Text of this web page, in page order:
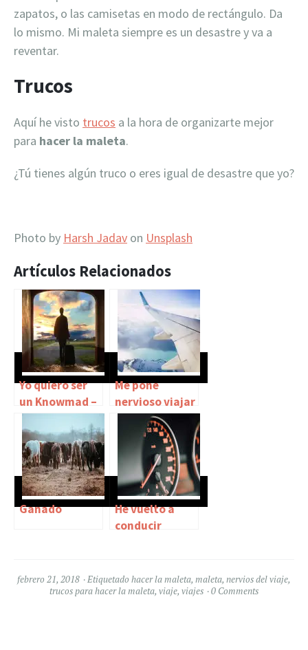
zapatos, o las camisetas en modo de rectángulo. Da
lo mismo. Mi maleta siempre es un desastre y va a
reventar.
Trucos
Aquí he visto trucos a la hora de organizarte mejor
para hacer la maleta.
¿Tú tienes algún truco o eres igual de desastre que yo?
Photo by Harsh Jadav on Unsplash
Artículos Relacionados
Yo quiero ser
un Knowmad –
Trabajando
por el mundo
Me pone
nervioso viajar
Ganado
He vuelto a
conducir
febrero 21, 2018 Etiquetado hacer la maleta, maleta, nervios del viaje,
trucos para hacer la maleta, viaje, viajes 0 Comments